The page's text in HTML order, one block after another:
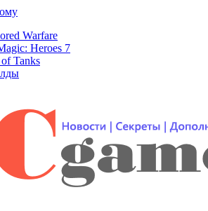
Warfare
Heroes 7
Tanks